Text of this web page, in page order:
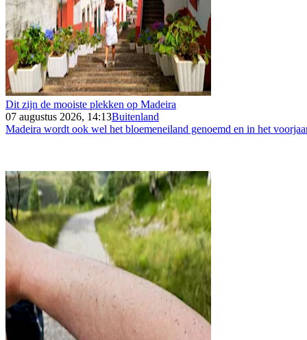
Dit zijn de mooiste plekken op Madeira
07 augustus 2026, 14:13Buitenland
Madeira wordt ook wel het bloemeneiland genoemd en in het